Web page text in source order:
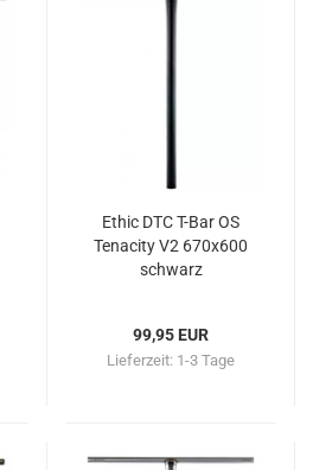
Ethic DTC T-Bar OS
Tenacity V2 670x600
schwarz
99,95 EUR
Lieferzeit: 1-3 Tage